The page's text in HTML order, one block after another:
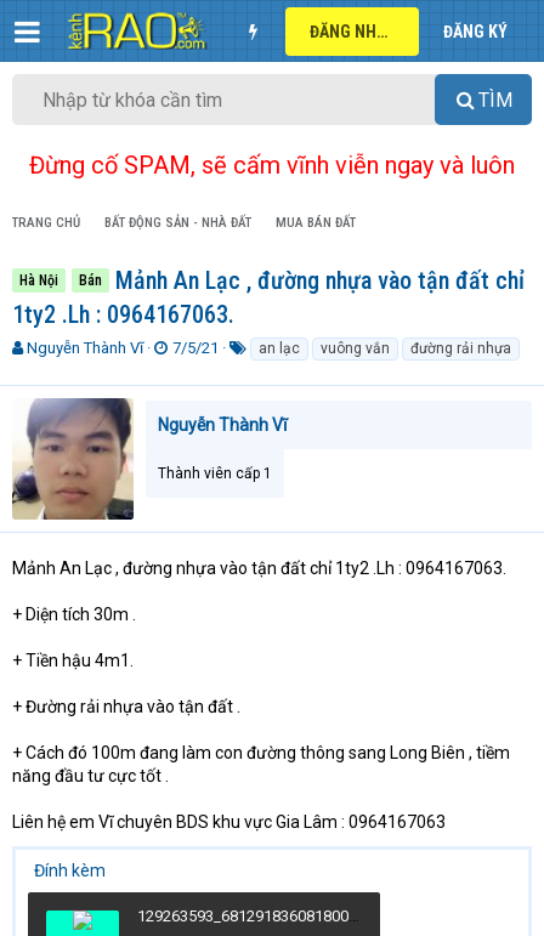
ĐĂNG NHẬP ĐĂNG KÝ
TÌM
Đừng cố SPAM, sẽ cấm vĩnh viễn ngay và luôn
TRANG CHỦ BẤT ĐỘNG SẢN - NHÀ ĐẤT MUA BÁN ĐẤT
Hà Nội Bán
Mảnh An Lạc , đường nhựa vào tận đất chỉ
1ty2 .Lh : 0964167063.
T
r
e
a
d
s
t
a
t
r
Nguyễn Thành Vĩ
N
à
g
i
7/5/21
k
ó
an lạc vuông vắn đường rải nhựa
Nguyễn Thành Vĩ
Thành viên cấp 1
Mảnh An Lạc , đường nhựa vào tận đất chỉ 1ty2 .Lh : 0964167063.
+ Diện tích 30m .
+ Tiền hậu 4m1.
+ Đường rải nhựa vào tận đất .
+ Cách đó 100m đang làm con đường thông sang Long Biên , tiềm
năng đầu tư cực tốt .
Liên hệ em Vĩ chuyên BDS khu vực Gia Lâm : 0964167063
Đính kèm
129263593_681291836081800_3618553374919583725_n.jpg